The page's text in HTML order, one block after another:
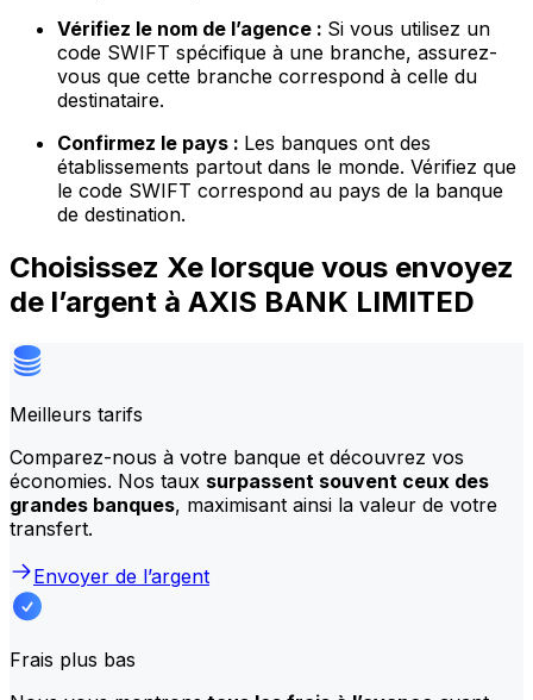
Vérifiez le nom de l’agence : Si vous utilisez un
code SWIFT spécifique à une branche, assurez-
vous que cette branche correspond à celle du
destinataire.
Confirmez le pays : Les banques ont des
établissements partout dans le monde. Vérifiez que
le code SWIFT correspond au pays de la banque
de destination.
Choisissez Xe lorsque vous envoyez
de l’argent à AXIS BANK LIMITED
Meilleurs tarifs
Comparez-nous à votre banque et découvrez vos
économies. Nos taux surpassent souvent ceux des
grandes banques, maximisant ainsi la valeur de votre
transfert.
Envoyer de l’argent
Frais plus bas